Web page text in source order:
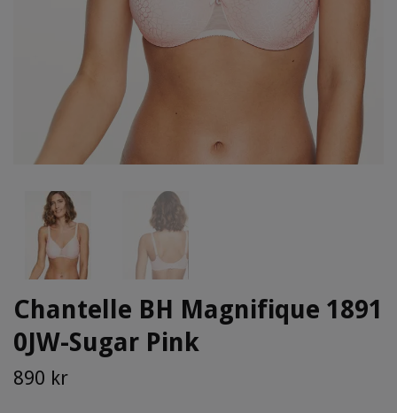
Chantelle BH Magnifique 1891
0JW-Sugar Pink
890 kr